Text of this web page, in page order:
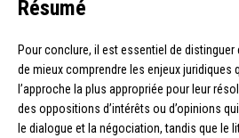
Résumé
Pour conclure, il est essentiel de
de mieux comprendre les enjeux juridiques
l’approche la plus appropriée pour leur
des oppositions d’intérêts ou d’opinions
le dialogue et la négociation, tandis que le